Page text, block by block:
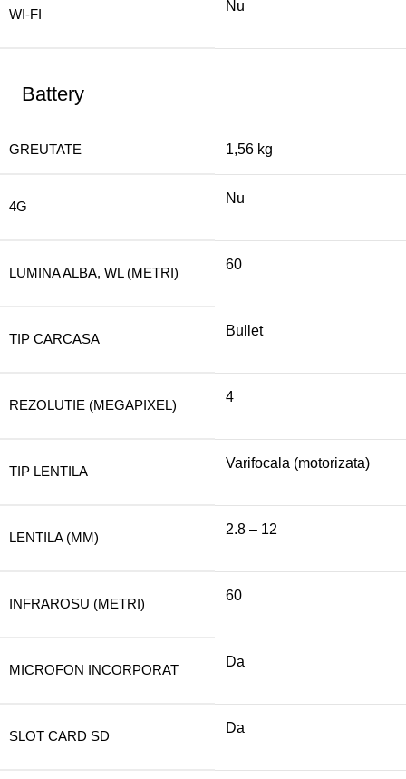
WI-FI
Nu
Battery
GREUTATE 1,56 kg
4G
Nu
LUMINA ALBA, WL (METRI)
60
TIP CARCASA
Bullet
REZOLUTIE (MEGAPIXEL)
4
TIP LENTILA
Varifocala (motorizata)
LENTILA (MM)
2.8 – 12
INFRAROSU (METRI)
60
MICROFON INCORPORAT
Da
SLOT CARD SD
Da